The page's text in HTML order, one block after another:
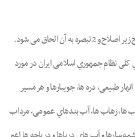
ﻫﺎي ﮐﻠﯽ ﻧﻈﺎم ﺟﻤﻬﻮري اﺳﻼﻣﯽ اﯾﺮان در ﻣﻮرد
ﻃﺒﯿﻌﯽ، دره ﻫﺎ، ﺟﻮﯾﺒﺎرﻫﺎ و ﻫﺮ ﻣﺴﯿﺮ
ﻫﺎ، زﻫﺎب ﻫﺎ، آب ﺑﻨﺪﻫﺎي ﻋﻤﻮﻣﯽ، ﻣﺮداب